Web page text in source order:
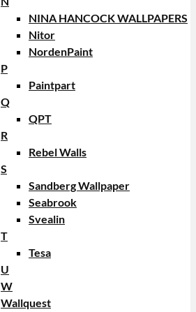
NINA HANCOCK WALLPAPERS
Nitor
NordenPaint
P
Paintpart
Q
QPT
R
Rebel Walls
S
Sandberg Wallpaper
Seabrook
Svealin
T
Tesa
U
W
Wallquest